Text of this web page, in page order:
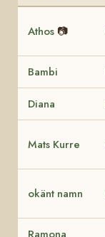
Athos 📷
Bambi
Diana
Mats Kurre
okänt namn
Ramona